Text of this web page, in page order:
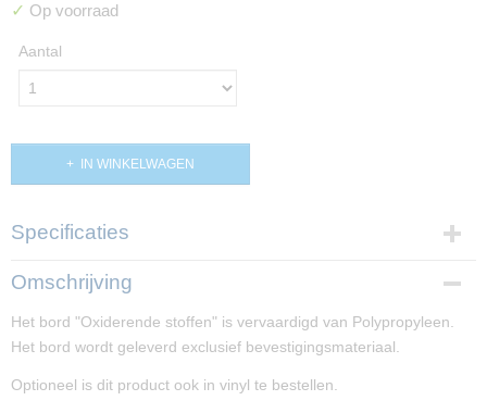
✓ Op voorraad
Aantal
IN WINKELWAGEN
Specificaties
Afmetingen (l,b,h)
15 x 30 x 0 cm
Omschrijving
Het bord "Oxiderende stoffen" is vervaardigd van Polypropyleen.
Het bord wordt geleverd exclusief bevestigingsmateriaal.
Optioneel is dit product ook in vinyl te bestellen.